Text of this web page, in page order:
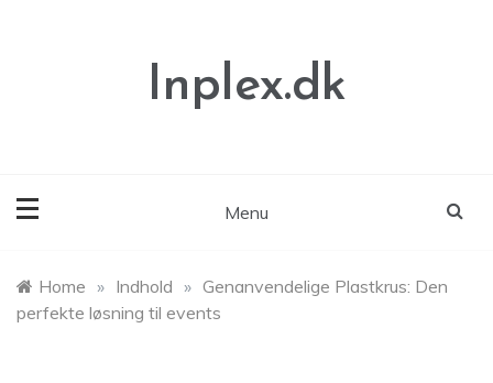
Inplex.dk
Menu
Home » Indhold » Genanvendelige Plastkrus: Den
perfekte løsning til events